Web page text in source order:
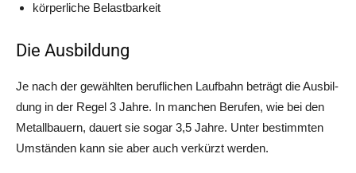
kör­per­li­che Belastbarkeit
Die Ausbildung
Je nach der gewähl­ten beruf­li­chen Lauf­bahn beträgt die Aus­bil­
dung in der Regel 3 Jah­re. In man­chen Beru­fen, wie bei den
Metall­bau­ern, dau­ert sie sogar 3,5 Jah­re. Unter bestimm­ten
Umstän­den kann sie aber auch ver­kürzt werden.